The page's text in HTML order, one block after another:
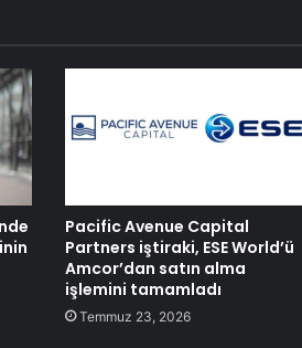
Pacific Avenue Capital
Partners iştiraki, ESE World’ü
Amcor’dan satın alma
işlemini tamamladı
Temmuz 23, 2026